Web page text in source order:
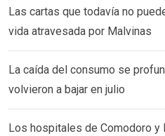
Las cartas que todavía no
vida atravesada por Malvinas
La caída del consumo se
volvieron a bajar en julio
Los hospitales de Comodoro y